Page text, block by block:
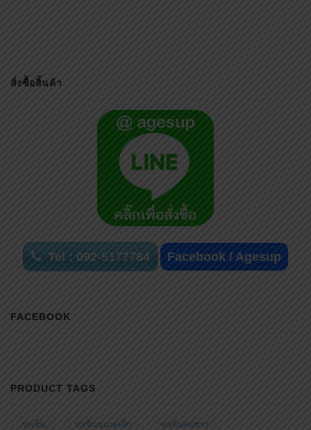
สั่งซื้อสิ้นค้า
Tel : 092-5177784 Facebook / Agesup
FACEBOOK
PRODUCT TAGS
รถเข็น รถเข็นขนาดเล็ก รถเข็นคนชรา